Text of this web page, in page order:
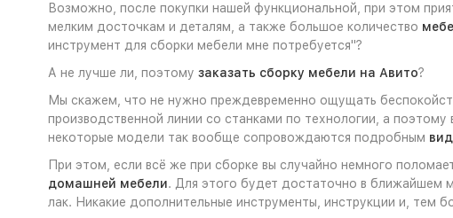
Возможно, после покупки нашей функциональной, при этом
мелким досточкам и деталям, а также большое количество
инструмент для сборки мебели мне потребуется"?
А не лучше ли, поэтому заказать сборку мебели на Авито?
Мы скажем, что не нужно преждевременно ощущать
производственной линии со станками по технологии, а
некоторые модели так вообще сопровождаются подробным
При этом, если всё же при сборке вы случайно немного
домашней мебели. Для этого будет достаточно в ближайшем
лак. Никакие дополнительные инструменты, инструкции и, тем